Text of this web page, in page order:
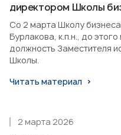
директором Школы
Со 2 марта Школу
Бурлакова, к.п.н., до
должность Заместителя
Школы.
Читать материал
2 марта 2026